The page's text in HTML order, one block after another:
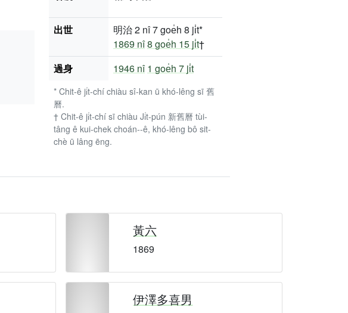
出世
明治 2 nî 7 goe̍h 8 ji̍t*
1869 nî8 goe̍h 15 ji̍t†
過身
1946 nî 1 goe̍h 7 ji̍t
* Chit-ê ji̍t-chí chiàu sî-kan ū khó-lêng sī 舊
曆.
† Chit-ê ji̍t-chí sī chiàu Ji̍t-pún 新舊曆 tùi-
tâng ê kui-chek choán--ê, khó-lêng bô sit-
chè ū lâng ēng.
黃六
1869
伊澤多喜男